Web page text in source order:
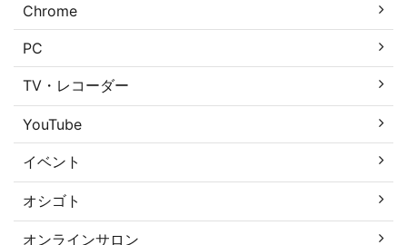
Chrome
PC
TV・レコーダー
YouTube
イベント
オシゴト
オンラインサロン